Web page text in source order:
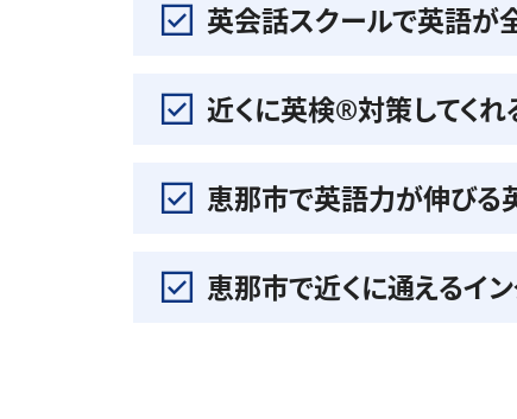
英会話スクールで英語が
近くに英検®️対策してく
恵那市で英語力が伸びる
恵那市で近くに通えるイ